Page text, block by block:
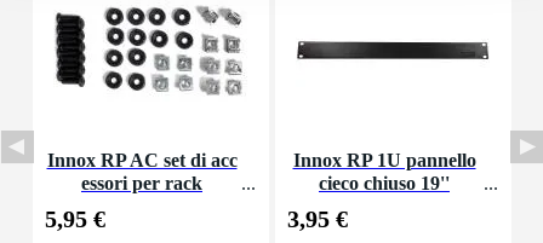
Innox RP AC set di acc
essori per rack
5,95 €
Innox RP 1U pannello
cieco chiuso 19''
3,95 €